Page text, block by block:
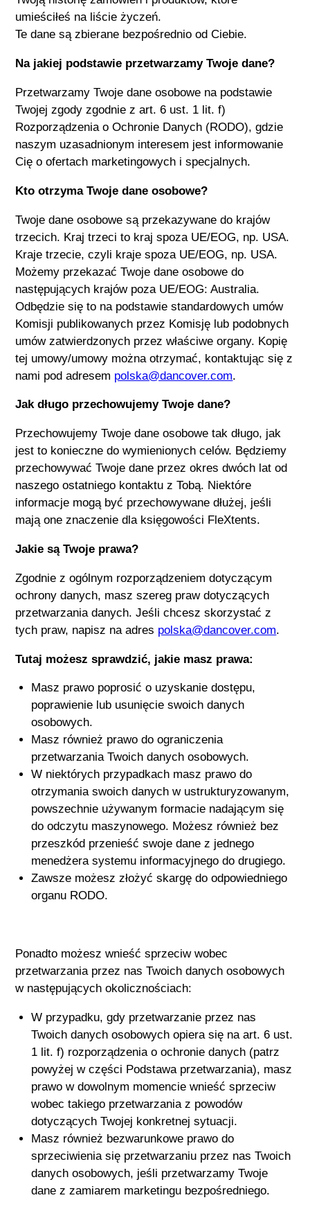
umieściłeś na liście życzeń.
Te dane są zbierane bezpośrednio od Ciebie.
Na jakiej podstawie przetwarzamy Twoje dane?
Przetwarzamy Twoje dane osobowe na podstawie
Twojej zgody zgodnie z art. 6 ust. 1 lit. f)
Rozporządzenia o Ochronie Danych (RODO), gdzie
naszym uzasadnionym interesem jest informowanie
Cię o ofertach marketingowych i specjalnych.
Kto otrzyma Twoje dane osobowe?
Twoje dane osobowe są przekazywane do krajów
trzecich. Kraj trzeci to kraj spoza UE/EOG, np. USA.
Kraje trzecie, czyli kraje spoza UE/EOG, np. USA.
Możemy przekazać Twoje dane osobowe do
następujących krajów poza UE/EOG: Australia.
Odbędzie się to na podstawie standardowych umów
Komisji publikowanych przez Komisję lub podobnych
umów zatwierdzonych przez właściwe organy. Kopię
tej umowy/umowy można otrzymać, kontaktując się z
nami pod adresem polska@dancover.com.
Jak długo przechowujemy Twoje dane?
Przechowujemy Twoje dane osobowe tak długo, jak
jest to konieczne do wymienionych celów. Będziemy
przechowywać Twoje dane przez okres dwóch lat od
naszego ostatniego kontaktu z Tobą. Niektóre
informacje mogą być przechowywane dłużej, jeśli
mają one znaczenie dla księgowości FleXtents.
Jakie są Twoje prawa?
Zgodnie z ogólnym rozporządzeniem dotyczącym
ochrony danych, masz szereg praw dotyczących
przetwarzania danych. Jeśli chcesz skorzystać z
tych praw, napisz na adres polska@dancover.com.
Tutaj możesz sprawdzić, jakie masz prawa:
Masz prawo poprosić o uzyskanie dostępu,
poprawienie lub usunięcie swoich danych
osobowych.
Masz również prawo do ograniczenia
przetwarzania Twoich danych osobowych.
W niektórych przypadkach masz prawo do
otrzymania swoich danych w ustrukturyzowanym,
powszechnie używanym formacie nadającym się
do odczytu maszynowego. Możesz również bez
przeszkód przenieść swoje dane z jednego
menedżera systemu informacyjnego do drugiego.
Zawsze możesz złożyć skargę do odpowiedniego
organu RODO.
Ponadto możesz wnieść sprzeciw wobec
przetwarzania przez nas Twoich danych osobowych
w następujących okolicznościach:
W przypadku, gdy przetwarzanie przez nas
Twoich danych osobowych opiera się na art. 6 ust.
1 lit. f) rozporządzenia o ochronie danych (patrz
powyżej w części Podstawa przetwarzania), masz
prawo w dowolnym momencie wnieść sprzeciw
wobec takiego przetwarzania z powodów
dotyczących Twojej konkretnej sytuacji.
Masz również bezwarunkowe prawo do
sprzeciwienia się przetwarzaniu przez nas Twoich
danych osobowych, jeśli przetwarzamy Twoje
dane z zamiarem marketingu bezpośredniego.